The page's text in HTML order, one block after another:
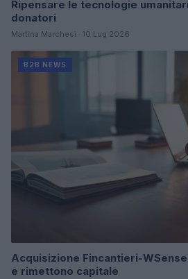
Ripensare le tecnologie
donatori
Martina Marchesi · 10 Lug 2026
B2B NEWS
Acquisizione Fincantieri-
e rimettono capitale